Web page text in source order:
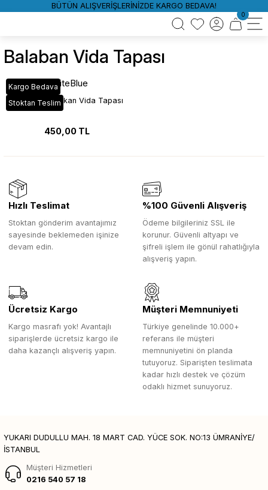
BÜTÜN ALIŞVERİŞLERİNİZDE KARGO BEDAVA!
0
Balaban Vida Tapası
Kargo Bedava
Stoktan Teslim
WhiteBlue
Balaban Yapışkan Vida Tapası
450,00 TL
Hızlı Teslimat
Stoktan gönderim avantajımız
sayesinde beklemeden işinize
devam edin.
%100 Güvenli Alışveriş
Ödeme bilgileriniz SSL ile
korunur. Güvenli altyapı ve
şifreli işlem ile gönül rahatlığıyla
alışveriş yapın.
Ücretsiz Kargo
Kargo masrafı yok! Avantajlı
siparişlerde ücretsiz kargo ile
daha kazançlı alışveriş yapın.
Müşteri Memnuniyeti
Türkiye genelinde 10.000+
referans ile müşteri
memnuniyetini ön planda
tutuyoruz. Siparişten teslimata
kadar hızlı destek ve çözüm
odaklı hizmet sunuyoruz.
YUKARI DUDULLU MAH. 18 MART CAD. YÜCE SOK. NO:13 ÜMRANİYE/
İSTANBUL
Müşteri Hizmetleri
0216 540 57 18